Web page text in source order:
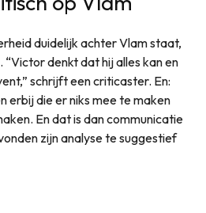
duidelijk achter Vlam staat,
denkt dat hij alles kan en
schrijft een criticaster. En:
erbij die er niks mee te maken
En dat is dan communicatie
zijn analyse te suggestief